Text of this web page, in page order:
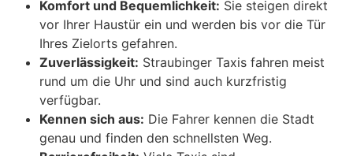
Komfort und Bequemlichkeit: Sie steigen direkt
vor Ihrer Haustür ein und werden bis vor die Tür
Ihres Zielorts gefahren.
Zuverlässigkeit: Straubinger Taxis fahren meist
rund um die Uhr und sind auch kurzfristig
verfügbar.
Kennen sich aus: Die Fahrer kennen die Stadt
genau und finden den schnellsten Weg.